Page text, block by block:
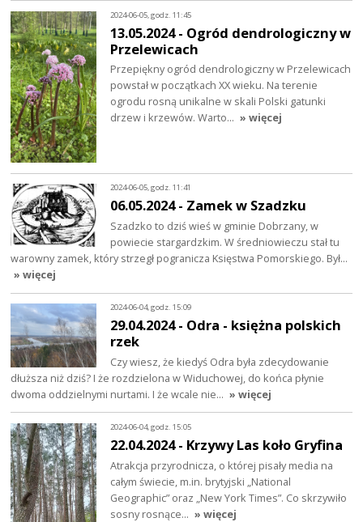
2024-06-05, godz. 11:45
13.05.2024 - Ogród dendrologiczny w
Przelewicach
Przepiękny ogród dendrologiczny w Przelewicach
powstał w początkach XX wieku. Na terenie
ogrodu rosną unikalne w skali Polski gatunki
drzew i krzewów. Warto… » więcej
2024-06-05, godz. 11:41
06.05.2024 - Zamek w Szadzku
Szadzko to dziś wieś w gminie Dobrzany, w
powiecie stargardzkim. W średniowieczu stał tu
warowny zamek, który strzegł pogranicza Księstwa Pomorskiego. Był…
» więcej
2024-06-04, godz. 15:09
29.04.2024 - Odra - księżna polskich
rzek
Czy wiesz, że kiedyś Odra była zdecydowanie
dłuższa niż dziś? I że rozdzielona w Widuchowej, do końca płynie
dwoma oddzielnymi nurtami. I że wcale nie… » więcej
2024-06-04, godz. 15:05
22.04.2024 - Krzywy Las koło Gryfina
Atrakcja przyrodnicza, o której pisały media na
całym świecie, m.in. brytyjski „National
Geographic” oraz „New York Times”. Co skrzywiło
sosny rosnące… » więcej